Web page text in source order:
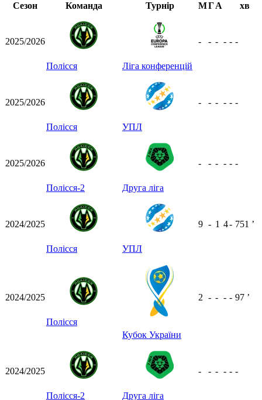
Сезон
Команда Турнір МГА хв
2025/2026
Полісся Ліга конференцій
- - - - - -
2025/2026
Полісся УПЛ
- - - - - -
2025/2026
Полісся-2 Друга ліга
- - - - - -
2024/2025
Полісся УПЛ
9 - 1 4- 751 ʼ
2024/2025
Полісся
Кубок України
2 - - - - 97 ʼ
2024/2025
Полісся-2 Друга ліга
- - - - - -